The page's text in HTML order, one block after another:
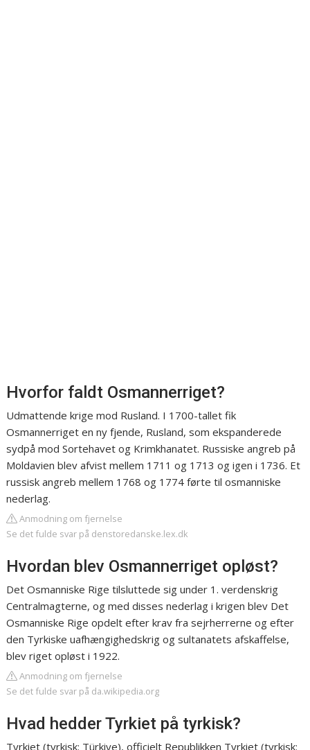
Hvorfor faldt Osmannerriget?
Udmattende krige mod Rusland. I 1700-tallet fik
Osmannerriget en ny fjende, Rusland, som ekspanderede
sydpå mod Sortehavet og Krimkhanatet. Russiske angreb på
Moldavien blev afvist mellem 1711 og 1713 og igen i 1736. Et
russisk angreb mellem 1768 og 1774 førte til osmanniske
nederlag.
Anmodning om fjernelse
Se det fulde svar på denstoredanske.lex.dk
Hvordan blev Osmannerriget opløst?
Det Osmanniske Rige tilsluttede sig under 1. verdenskrig
Centralmagterne, og med disses nederlag i krigen blev Det
Osmanniske Rige opdelt efter krav fra sejrherrerne og efter
den Tyrkiske uafhængighedskrig og sultanatets afskaffelse,
blev riget opløst i 1922.
Anmodning om fjernelse
Se det fulde svar på da.wikipedia.org
Hvad hedder Tyrkiet på tyrkisk?
Tyrkiet (tyrkisk: Türkiye), officielt Republikken Tyrkiet (tyrkisk: